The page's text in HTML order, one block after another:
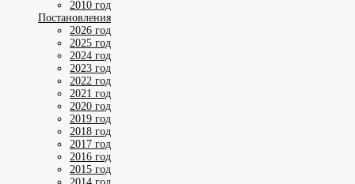
2010 год
Постановления
2026 год
2025 год
2024 год
2023 год
2022 год
2021 год
2020 год
2019 год
2018 год
2017 год
2016 год
2015 год
2014 год